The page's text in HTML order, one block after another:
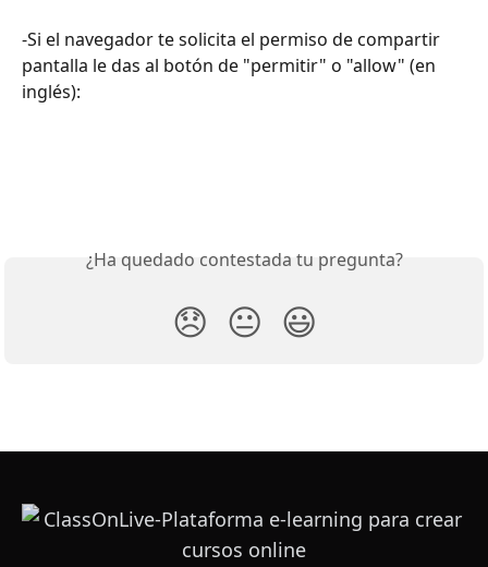
-Si el navegador te solicita el permiso de compartir
pantalla le das al botón de "permitir" o "allow" (en
inglés):
¿Ha quedado contestada tu pregunta?
😞 😐 😃